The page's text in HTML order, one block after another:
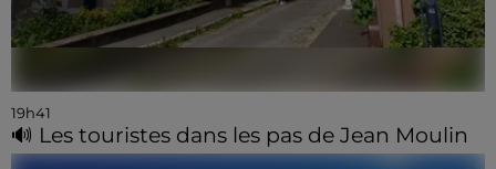
19h41
🔊 Les touristes dans les pas de Jean Moulin